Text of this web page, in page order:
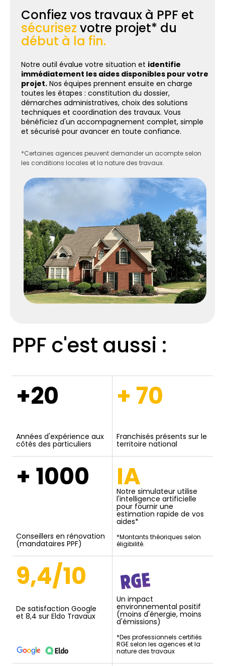
Confiez vos travaux à PPF et
sécurisez votre projet* du
début à la fin.
Notre outil évalue votre situation et identifie
immédiatement les aides disponibles pour votre
projet. Nos équipes prennent ensuite en charge
toutes les étapes : constitution du dossier,
démarches administratives, choix des solutions
techniques et coordination des travaux. Vous
bénéficiez d'un accompagnement complet, simple
et sécurisé pour avancer en toute confiance.
*Certaines agences peuvent demander un acompte selon
les conditions locales et la nature des travaux.
PPF c'est aussi :
+20
Années d'expérience aux
côtés des particuliers
+ 70
Franchisés présents sur le
territoire national
+ 1000
Conseillers en rénovation
(mandataires PPF)
IA
Notre simulateur utilise
l'intelligence artificielle
pour fournir une
estimation rapide de vos
aides*
*Montants théoriques selon
éligibilité.
9,4/10
De satisfaction Google
et 8,4 sur Eldo Travaux
Un impact
environnemental positif
(moins d'énergie, moins
d'émissions)
*Des professionnels certifiés
RGE selon les agences et la
nature des travaux